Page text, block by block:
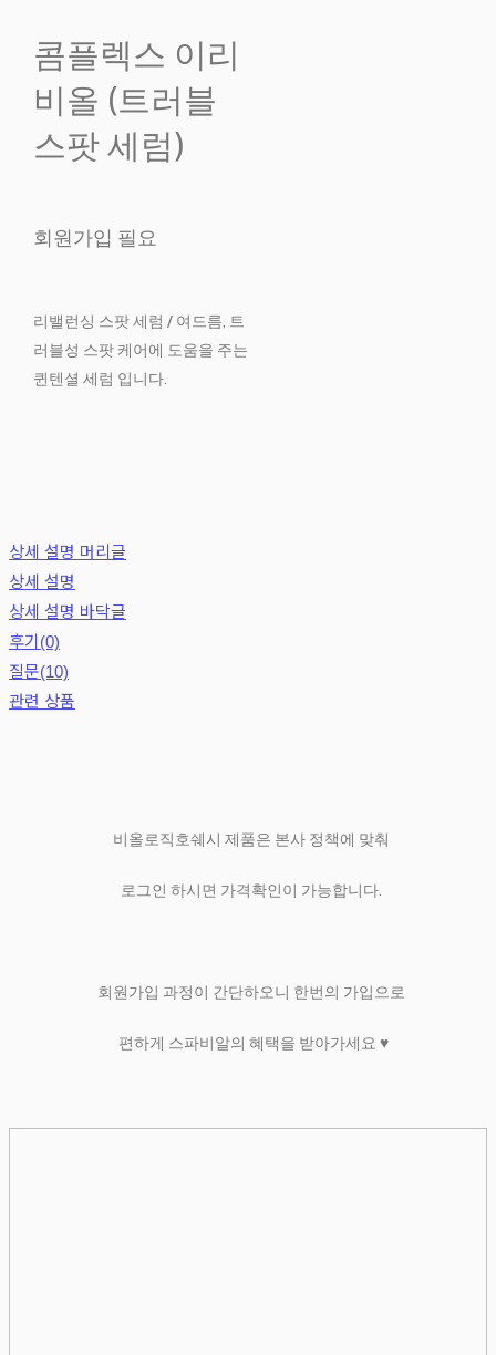
콤플렉스 이리
비올 (트러블
스팟 세럼)
회원가입 필요
리밸런싱 스팟 세럼 / 여드름, 트
러블성 스팟 케어에 도움을 주는
퀸텐셜 세럼 입니다.
상세 설명 머리글
상세 설명
상세 설명 바닥글
후기(0)
질문(10)
관련 상품
비올로직호쉐시 제품은 본사 정책에 맞춰
로그인 하시면 가격확인이 가능합니다.
회원가입 과정이 간단하오니 한번의 가입으로
편하게 스파비알의 혜택을 받아가세요 ♥